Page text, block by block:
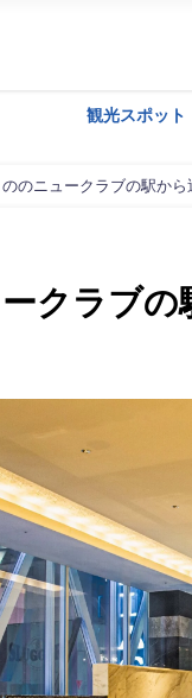
観光スポット
のニュークラブの駅から
クラブの